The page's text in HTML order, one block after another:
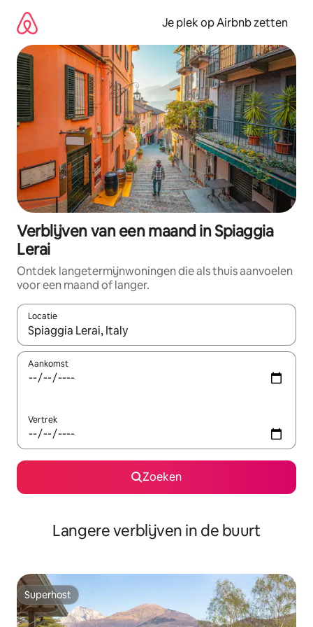
direct
naar
inhoud
Je plek op Airbnb zetten
Verblijven van een maand in Spiaggia
Lerai
Ontdek langetermijnwoningen die als thuis aanvoelen
voor een maand of langer.
Locatie
Wanneer er resultaten beschikbaar zijn, maak je een keuze
Aankomst
Vertrek
Zoeken
Langere verblijven in de buurt
Superhost
Superhost